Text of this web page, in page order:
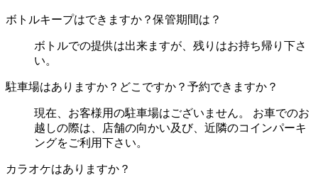
ボトルキープはできますか？保管期間は？
ボトルでの提供は出来ますが、残りはお持ち帰り下さ
い。
駐車場はありますか？どこですか？予約できますか？
現在、お客様用の駐車場はございません。 お車でのお
越しの際は、店舗の向かい及び、近隣のコインパーキ
ングをご利用下さい。
カラオケはありますか？